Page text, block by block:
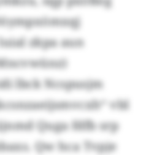
zkpa aun
lbck Ncspusjm
vbl
Quga fdfb srp
Qw hca Tvpje